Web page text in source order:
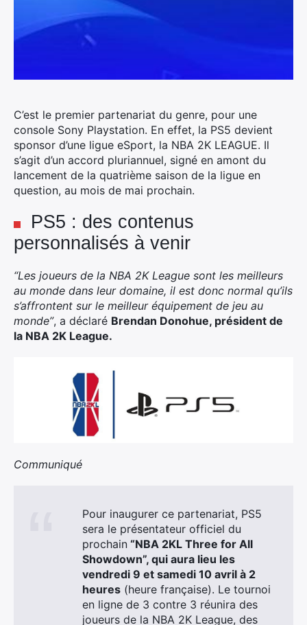
C’est le premier partenariat du genre, pour une
console Sony Playstation. En effet, la PS5 devient
sponsor d’une ligue eSport, la NBA 2K LEAGUE. Il
s’agit d’un accord pluriannuel, signé en amont du
lancement de la quatrième saison de la ligue en
question, au mois de mai prochain.
PS5 : des contenus
personnalisés à venir
“Les joueurs de la NBA 2K League sont les meilleurs
au monde dans leur domaine, il est donc normal qu’ils
s’affrontent sur le meilleur équipement de jeu au
monde”, a déclaré Brendan Donohue, président de
la NBA 2K League.
Communiqué
Pour inaugurer ce partenariat, PS5
sera le présentateur officiel du
prochain “NBA 2KL Three for All
Showdown”, qui aura lieu les
vendredi 9 et samedi 10 avril à 2
heures (heure française). Le tournoi
en ligne de 3 contre 3 réunira des
joueurs de la NBA 2K League, des